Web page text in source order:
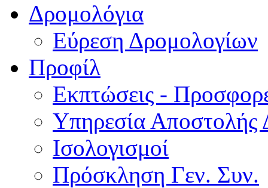
Δρομολόγια
Εύρεση Δρομολογίων
Προφίλ
Εκπτώσεις -
Υπηρεσία Αποστολής
Ισολογισμοί
Πρόσκληση Γεν. Συν.